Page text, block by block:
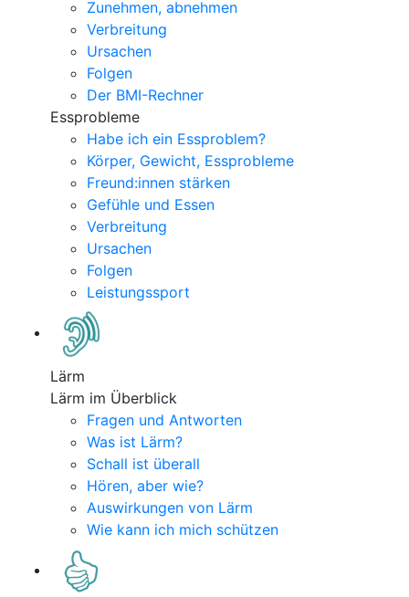
Zunehmen, abnehmen
Verbreitung
Ursachen
Folgen
Der BMI-Rechner
Essprobleme
Habe ich ein Essproblem?
Körper, Gewicht, Essprobleme
Freund:innen stärken
Gefühle und Essen
Verbreitung
Ursachen
Folgen
Leistungssport
Lärm
Lärm im Überblick
Fragen und Antworten
Was ist Lärm?
Schall ist überall
Hören, aber wie?
Auswirkungen von Lärm
Wie kann ich mich schützen